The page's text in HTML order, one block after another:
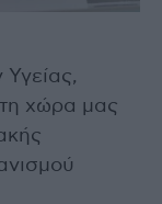
τη χώρα μας